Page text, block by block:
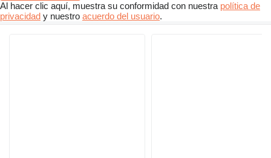
Al hacer clic aquí, muestra su conformidad con nuestra política de
privacidad y nuestro acuerdo del usuario.